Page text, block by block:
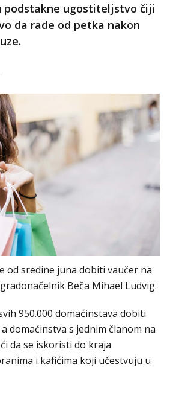
podstakne ugostiteljstvo čiji
da rade od petka nakon
od sredine juna dobiti vaučer na
Beča Mihael Ludvig.
950.000 domaćinstava dobiti
domaćinstva s jednim članom na
da se iskoristi do kraja
i kafićima koji učestvuju u